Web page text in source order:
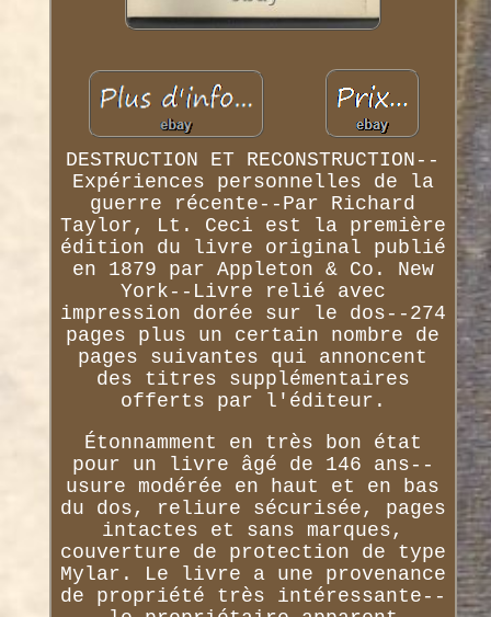
DESTRUCTION ET RECONSTRUCTION--
Expériences personnelles de la
guerre récente--Par Richard
Taylor, Lt. Ceci est la première
édition du livre original publié
en 1879 par Appleton & Co. New
York--Livre relié avec
impression dorée sur le dos--274
pages plus un certain nombre de
pages suivantes qui annoncent
des titres supplémentaires
offerts par l'éditeur.
Étonnamment en très bon état
pour un livre âgé de 146 ans--
usure modérée en haut et en bas
du dos, reliure sécurisée, pages
intactes et sans marques,
couverture de protection de type
Mylar. Le livre a une provenance
de propriété très intéressante--